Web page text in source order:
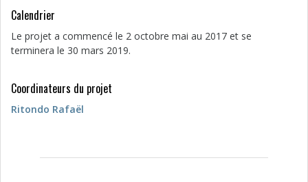
Calendrier
Le projet a commencé le 2 octobre mai au 2017 et se
terminera le 30 mars 2019.
Coordinateurs du projet
Ritondo Rafaël